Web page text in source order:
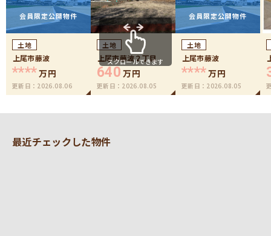
会員限定公開物件
土地
上尾市藤波
****万円
更新日： 2026.08.06
土地
上尾市藤波２丁目
640 万円
更新日： 2026.08.05
会員限定公開物件
土地
上尾市藤波
****万円
更新日： 2026.08.05
スクロールできます
最近チェックした物件